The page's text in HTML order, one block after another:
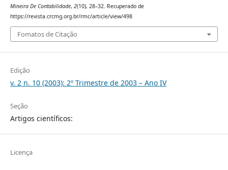
Mineira De Contabilidade, 2(10), 28–32. Recuperado de
https://revista.crcmg.org.br/rmc/article/view/498
Fomatos de Citação
Edição
v. 2 n. 10 (2003): 2º Trimestre de 2003 – Ano IV
Seção
Artigos científicos:
Licença